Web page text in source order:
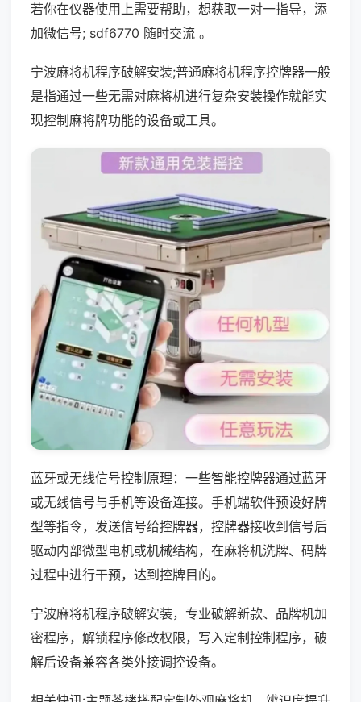
若你在仪器使用上需要帮助，想获取一对一指导，添
加微信号; sdf6770 随时交流 。
宁波麻将机程序破解安装;普通麻将机程序控牌器一般
是指通过一些无需对麻将机进行复杂安装操作就能实
现控制麻将牌功能的设备或工具。
蓝牙或无线信号控制原理：一些智能控牌器通过蓝牙
或无线信号与手机等设备连接。手机端软件预设好牌
型等指令，发送信号给控牌器，控牌器接收到信号后
驱动内部微型电机或机械结构，在麻将机洗牌、码牌
过程中进行干预，达到控牌目的。
宁波麻将机程序破解安装，专业破解新款、品牌机加
密程序，解锁程序修改权限，写入定制控制程序，破
解后设备兼容各类外接调控设备。